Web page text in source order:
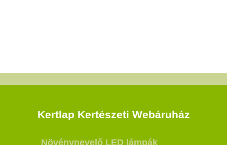
Kertlap Kertészeti Webáruház
Növénynevelő LED lámpák